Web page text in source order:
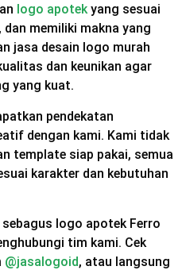
logo apotek yang sesuai
memiliki makna yang
jasa desain logo murah
dan keunikan agar
yang kuat.
pendekatan
dengan kami. Kami tidak
template siap pakai, semua
karakter dan kebutuhan
logo apotek Ferro
tim kami. Cek
@jasalogoid, atau langsung